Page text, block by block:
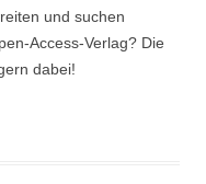
und suchen
Access-Verlag? Die
dabei!